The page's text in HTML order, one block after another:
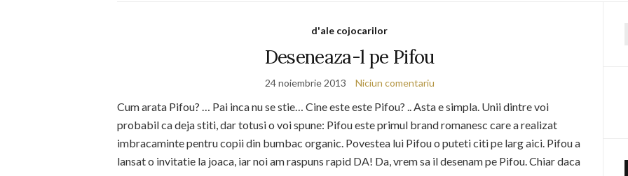
d'ale cojocarilor
Deseneaza-l pe Pifou
24 noiembrie 2013 Niciun comentariu
Cum arata Pifou? … Pai inca nu se stie… Cine este este Pifou? .. Asta e simpla. Unii dintre voi
probabil ca deja stiti, dar totusi o voi spune: Pifou este primul brand romanesc care a realizat
imbracaminte pentru copii din bumbac organic. Povestea lui Pifou o puteti citi pe larg aici. Pifou a
lansat o invitatie la joaca, iar noi am raspuns rapid DA! Da, vrem sa il desenam pe Pifou. Chiar daca